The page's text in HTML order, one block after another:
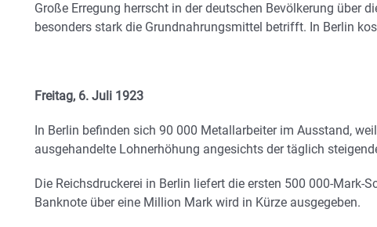
Große Erregung herrscht in der deutschen Bevölkerung über
besonders stark die Grundnahrungsmittel betrifft. In Berlin
Freitag, 6. Juli 1923
In Berlin befinden sich 90 000 Metallarbeiter im Ausstand,
ausgehandelte Lohnerhöhung angesichts der täglich
Die Reichsdruckerei in Berlin liefert die ersten 500 000-Mark-
Banknote über eine Million Mark wird in Kürze ausgegeben.